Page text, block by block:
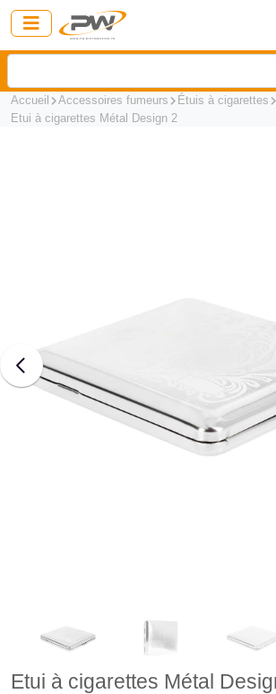
Accueil Accessoires fumeurs
Étuis à cigarettes
Etui à cigarettes Métal Design 2
Etui à cigarettes Métal